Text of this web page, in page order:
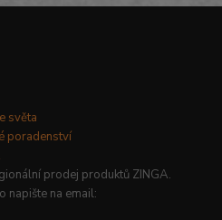
světa
poradenství
prodej produktů ZINGA.
napište na email: